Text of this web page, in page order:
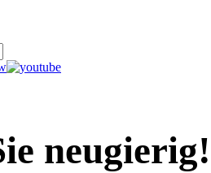
neugierig!